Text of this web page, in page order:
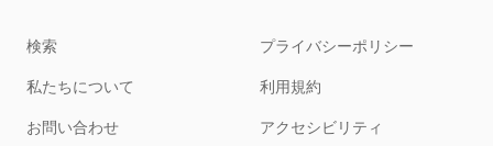
検索
私たちについて
お問い合わせ
プライバシーポリシー
利用規約
アクセシビリティ